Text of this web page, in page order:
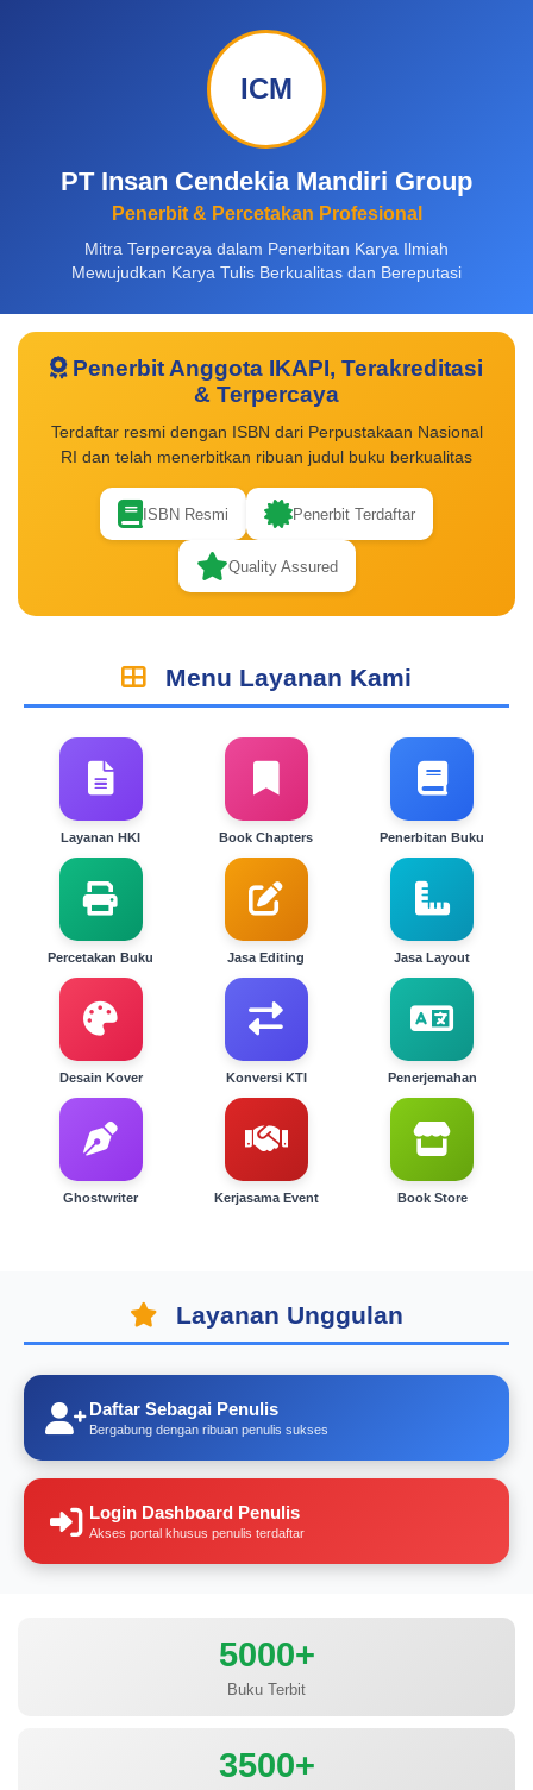
ICM
PT Insan Cendekia Mandiri Group
Penerbit & Percetakan Profesional
Mitra Terpercaya dalam Penerbitan Karya Ilmiah
Mewujudkan Karya Tulis Berkualitas dan Bereputasi
Penerbit Anggota IKAPI, Terakreditasi
& Terpercaya
Terdaftar resmi dengan ISBN dari Perpustakaan Nasional
RI dan telah menerbitkan ribuan judul buku berkualitas
ISBN Resmi Penerbit Terdaftar
Quality Assured
Menu Layanan Kami
Layanan HKI Book Chapters Penerbitan Buku
Percetakan Buku Jasa Editing Jasa Layout
Desain Kover Konversi KTI Penerjemahan
Ghostwriter Kerjasama Event Book Store
Layanan Unggulan
Daftar Sebagai Penulis
Bergabung dengan ribuan penulis sukses
Login Dashboard Penulis
Akses portal khusus penulis terdaftar
5000+
Buku Terbit
3500+